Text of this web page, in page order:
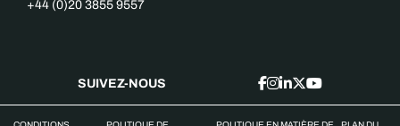
+44 (0)20 3855 9557
SUIVEZ-NOUS